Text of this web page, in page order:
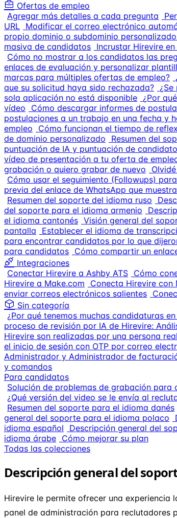
Ofertas de empleo
Agregar más detalles a cada pregunta
URL Modificar el correo electrónico
propio dominio o subdominio
masiva de candidatos Incrustar Hirevire
Cómo no mostrar a los candidatos las
enlaces de evaluación y personalizar
marcas para múltiples ofertas de empleo?
que su solicitud haya sido rechazada?
sola aplicación no está disponible ¿Por
vídeo
Cómo descargar informes de
postulaciones a un trabajo en una fecha y
empleo
Cómo funcionan el tiempo de
de dominio personalizado
Resumen del
puntuación de IA y puntuación de
vídeo de presentación a tu oferta de
grabación o quiero grabar de nuevo
Cómo usar el seguimiento (Followups)
previa del enlace de WhatsApp que
Resumen del soporte del idioma ruso
del soporte para el idioma armenio
el idioma cantonés Visión general del
pantalla
Establecer el idioma de
para encontrar candidatos por lo que
para candidatos Cómo compartir un
Integraciones
Conectar Hirevire a Ashby ATS Cómo
Hirevire a Make.com
Conecta Hirevire con
enviar correos electrónicos salientes
Sin categoría
¿Por qué tenemos muchas candidaturas
proceso de revisión por IA de Hirevire:
Hirevire son realizadas por una persona
el inicio de sesión con OTP por correo
Administrador y Administrador de
y comandos
Para candidatos
Solución de problemas de grabación para
¿Qué versión del video se le envía al
Resumen del soporte para el idioma danés
general del soporte para el idioma polaco
idioma español
Descripción general del
idioma árabe Cómo mejorar su plan
Todas las colecciones
Descripción general del
Hirevire le permite ofrecer una experiencia
panel de administración para reclutadores